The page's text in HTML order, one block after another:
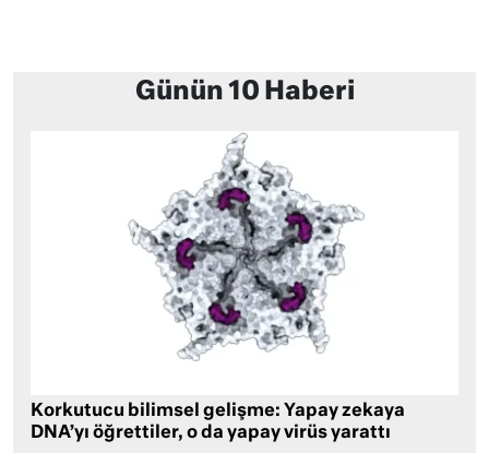
Günün 10 Haberi
Korkutucu bilimsel gelişme: Yapay zekaya
DNA’yı öğrettiler, o da yapay virüs yarattı